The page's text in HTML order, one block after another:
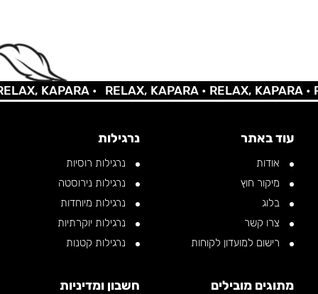
KAPARA • RELAX, KAPARA •RELAX, KAPARA •
עוד באתר
אודות
מיקור חוץ
בלוג
צרו קשר
רישום למועדון לקוחות
נרגילות
נרגילות רוסיות
נרגילות נירוסטה
נרגילות מיוחדות
נרגילות יוקרתיות
נרגילות קטנות
מתוגים מובילים חשבון ומדיניות